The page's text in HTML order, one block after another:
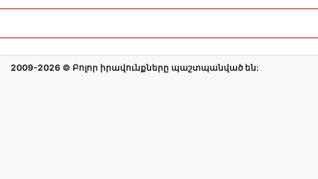
2009-2026 © Բոլոր իրավունքները պաշտպանված են: